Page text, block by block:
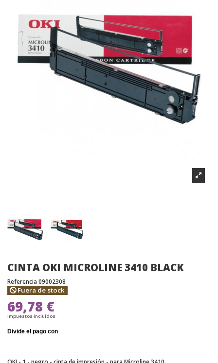
CINTA OKI MICROLINE 3410 BLACK
Referencia 09002308
Fuera de stock
69,78 €
Impuestos incluidos